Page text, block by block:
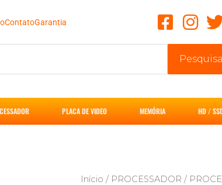
ContatoGarantia
PLACA DE VIDEO MEMÓRIA HD /
Início / PROCESSADOR /